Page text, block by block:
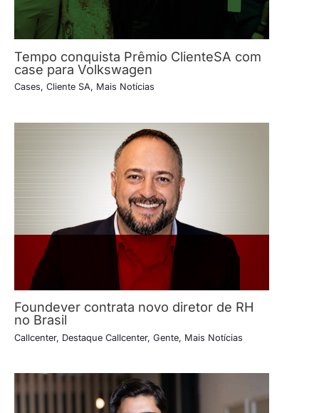
Tempo conquista Prêmio ClienteSA com
case para Volkswagen
Cases, Cliente SA, Mais Notícias
Foundever contrata novo diretor de RH
no Brasil
Callcenter, Destaque Callcenter, Gente, Mais Notícias